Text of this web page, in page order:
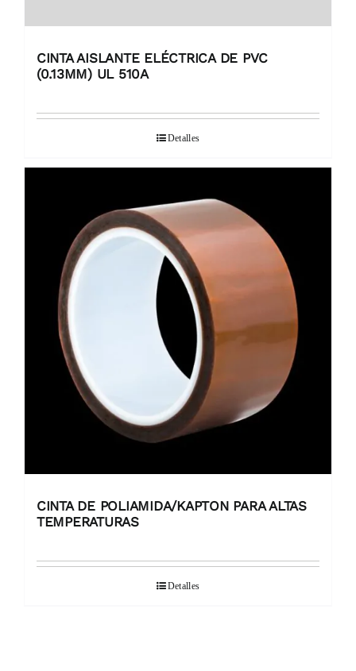
CINTA AISLANTE ELÉCTRICA DE PVC
(0.13MM) UL 510A
Detalles
CINTA DE POLIAMIDA/KAPTON PARA ALTAS
TEMPERATURAS
Detalles